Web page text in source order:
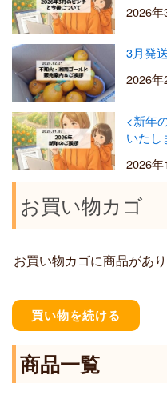
2026年
3月発
2026年
<新年
いたし
2026年
お買い物カゴ
お買い物カゴに商品があり
買い物を続ける
商品一覧